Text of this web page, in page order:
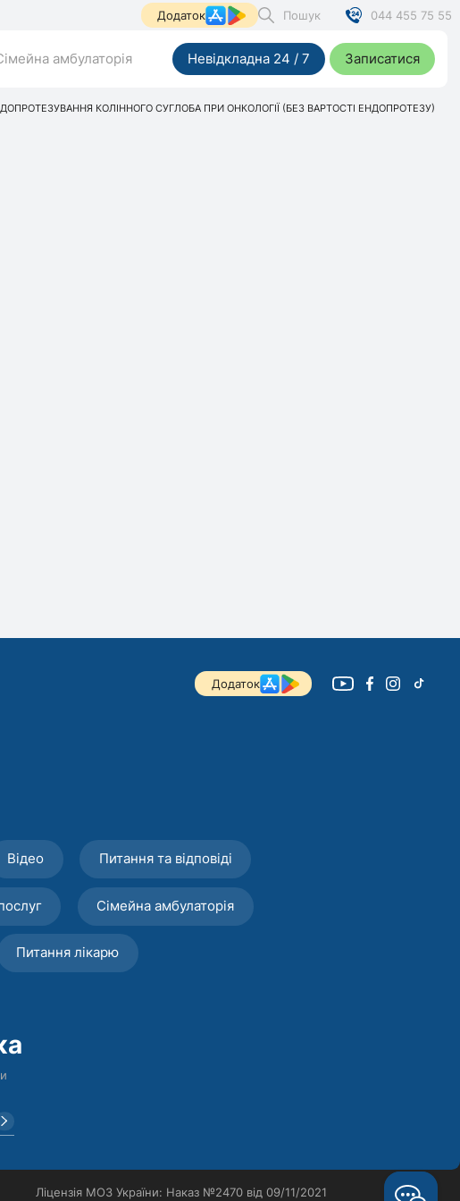
Додаток Пошук 044 455 75 55
амбулаторія Невідкладна 24 / 7 Записатися
КОЛІННОГО СУГЛОБА ПРИ ОНКОЛОГІЇ (БЕЗ ВАРТОСТІ ЕНДОПРОТЕЗУ)
Додаток
Відео Питання та відповіді
Сімейна амбулаторія
Питання лікарю
Ліцензія МОЗ України: Наказ №2470 від 09/11/2021